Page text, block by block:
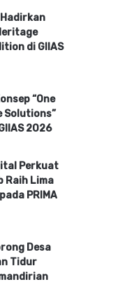
di GIIAS
“One
Solutions”
2026
Perkuat
Raih Lima
PRIMA
Desa
Tidur